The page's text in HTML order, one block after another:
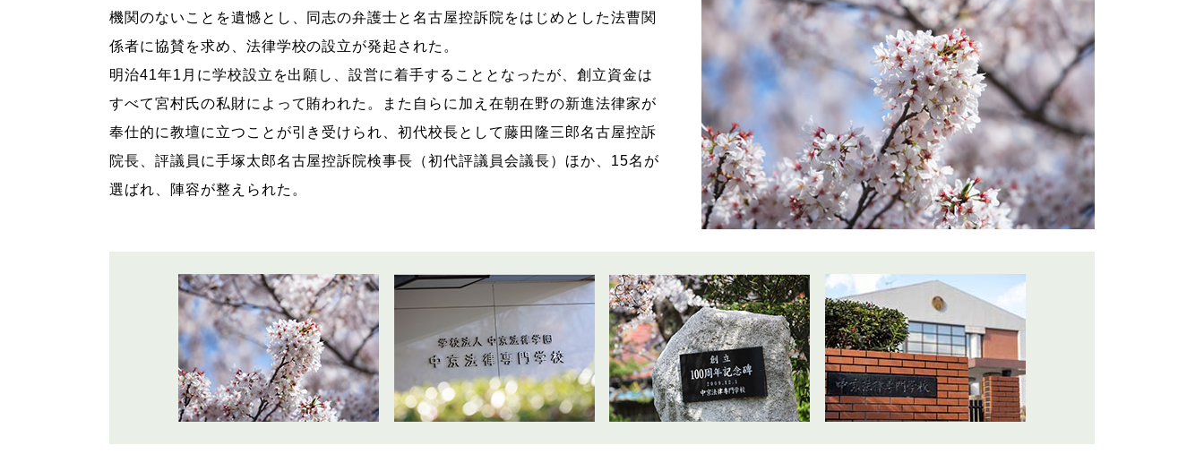
機関のないことを遺憾とし、同志の弁護士と名古屋控訴院をはじめとした法曹関
係者に協賛を求め、法律学校の設立が発起された。
明治41年1月に学校設立を出願し、設営に着手することとなったが、創立資金は
すべて宮村氏の私財によって賄われた。また自らに加え在朝在野の新進法律家が
奉仕的に教壇に立つことが引き受けられ、初代校長として藤田隆三郎名古屋控訴
院長、評議員に手塚太郎名古屋控訴院検事長（初代評議員会議長）ほか、15名が
選ばれ、陣容が整えられた。